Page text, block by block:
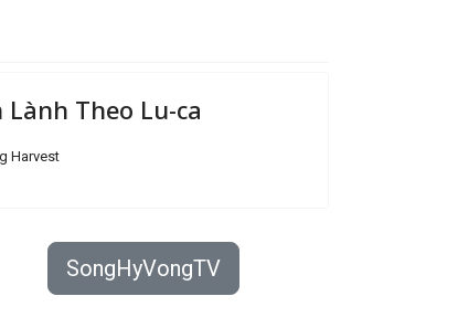
Lành Theo Lu-ca
Harvest
SongHyVongTV